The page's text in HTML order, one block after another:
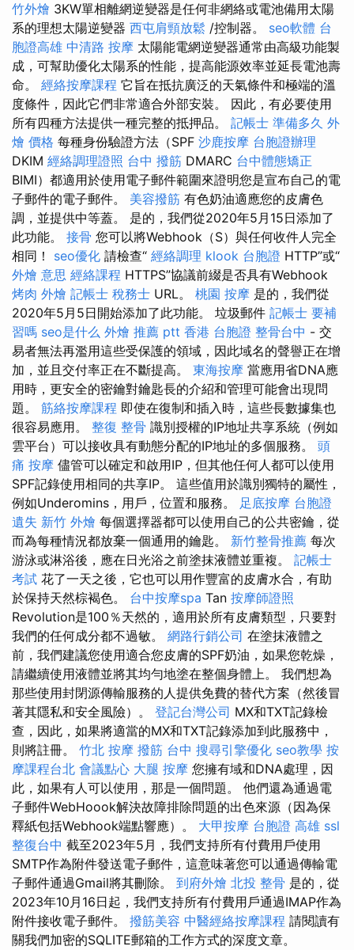
竹外燴 3KW單相離網逆變器是任何非網絡或電池備用太陽
系的理想太陽逆變器 西屯肩頸放鬆 /控制器。 seo軟體 台
胞證高雄 中清路 按摩 太陽能電網逆變器通常由高級功能製
成，可幫助優化太陽系的性能，提高能源效率並延長電池壽
命。 經絡按摩課程 它旨在抵抗廣泛的天氣條件和極端的溫
度條件，因此它們非常適合外部安裝。 因此，有必要使用
所有四種方法提供一種完整的抵押品。 記帳士 準備多久 外
燴 價格 每種身份驗證方法（SPF 沙鹿按摩 台胞證辦理
DKIM 經絡調理證照 台中 撥筋 DMARC 台中體態矯正
BIMI）都適用於使用電子郵件範圍來證明您是宣布自己的電
子郵件的電子郵件。 美容撥筋 有色奶油適應您的皮膚色
調，並提供中等蓋。 是的，我們從2020年5月15日添加了
此功能。 接骨 您可以將Webhook（S）與任何收件人完全
相同！ seo優化 請檢查“ 經絡調理 klook 台胞證 HTTP”或“
外燴 意思 經絡課程 HTTPS”協議前綴是否具有Webhook
烤肉 外燴 記帳士 稅務士 URL。 桃園 按摩 是的，我們從
2020年5月5日開始添加了此功能。 垃圾郵件 記帳士 要補
習嗎 seo是什么 外燴 推薦 ptt 香港 台胞證 整骨台中 - 交
易者無法再濫用這些受保護的領域，因此域名的聲譽正在增
加，並且交付率正在不斷提高。 東海按摩 當應用省DNA應
用時，更安全的密鑰對鑰匙長的介紹和管理可能會出現問
題。 筋絡按摩課程 即使在復制和插入時，這些長數據集也
很容易應用。 整復 整骨 識別授權的IP地址共享系統（例如
雲平台）可以接收具有動態分配的IP地址的多個服務。 頭
痛 按摩 儘管可以確定和啟用IP，但其他任何人都可以使用
SPF記錄使用相同的共享IP。 這些值用於識別獨特的屬性，
例如Underomins，用戶，位置和服務。 足底按摩 台胞證
遺失 新竹 外燴 每個選擇器都可以使用自己的公共密鑰，從
而為每種情況都放棄一個通用的鑰匙。 新竹整骨推薦 每次
游泳或淋浴後，應在日光浴之前塗抹液體並重複。 記帳士
考試 花了一天之後，它也可以用作豐富的皮膚水合，有助
於保持天然棕褐色。 台中按摩spa Tan 按摩師證照
Revolution是100％天然的，適用於所有皮膚類型，只要對
我們的任何成分都不過敏。 網路行銷公司 在塗抹液體之
前，我們建議您使用適合您皮膚的SPF奶油，如果您乾燥，
請繼續使用液體並將其均勻地塗在整個身體上。 我們想為
那些使用封閉源傳輸服務的人提供免費的替代方案（然後冒
著其隱私和安全風險）。 登記台灣公司 MX和TXT記錄檢
查，因此，如果將適當的MX和TXT記錄添加到此服務中，
則將註冊。 竹北 按摩 撥筋 台中 搜尋引擎優化 seo教學 按
摩課程台北 會議點心 大腿 按摩 您擁有域和DNA處理，因
此，如果有人可以使用，那是一個問題。 他們還為通過電
子郵件WebHoook解決故障排除問題的出色來源（因為保
釋紙包括Webhook端點響應）。 大甲按摩 台胞證 高雄 ssl
整復台中 截至2023年5月，我們支持所有付費用戶使用
SMTP作為附件發送電子郵件，這意味著您可以通過傳輸電
子郵件通過Gmail將其刪除。 到府外燴 北投 整骨 是的，從
2023年10月16日起，我們支持所有付費用戶通過IMAP作為
附件接收電子郵件。 撥筋美容 中醫經絡按摩課程 請閱讀有
關我們加密的SQLITE郵箱的工作方式的深度文章。